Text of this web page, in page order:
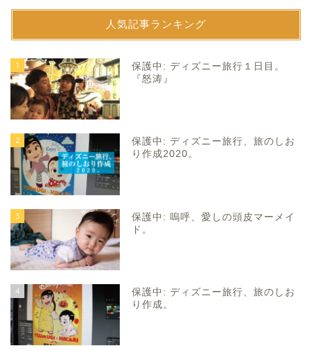
人気記事ランキング
1
保護中: ディズニー旅行１日目。
『怒涛』
2
保護中: ディズニー旅行、旅のしお
り作成2020。
3
保護中: 嗚呼、愛しの頭皮マーメイ
ド。
4
保護中: ディズニー旅行、旅のしお
り作成。